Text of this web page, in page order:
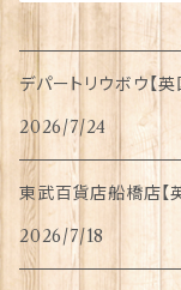
デパートリウボウ【
2026/7/24
東武百貨店船橋店【
2026/7/18